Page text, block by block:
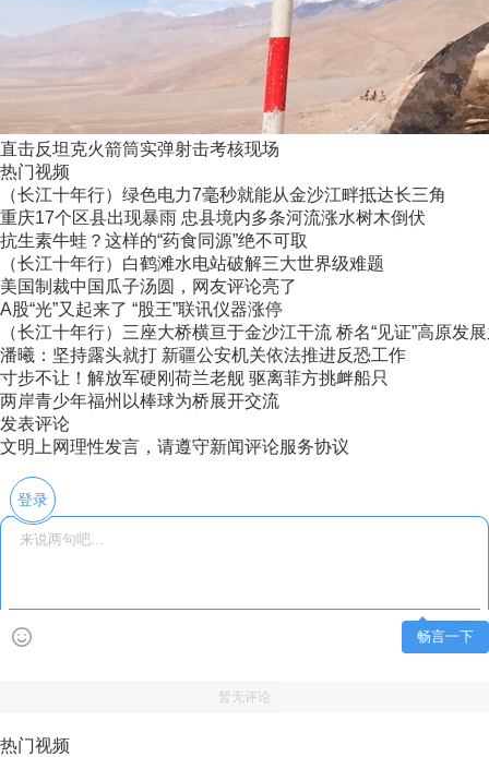
直击反坦克火箭筒实弹射击考核现场
热门视频
（长江十年行）绿色电力7毫秒就能从金沙江畔抵达长三角
重庆17个区县出现暴雨 忠县境内多条河流涨水树木倒伏
抗生素牛蛙？这样的“药食同源”绝不可取
（长江十年行）白鹤滩水电站破解三大世界级难题
美国制裁中国瓜子汤圆，网友评论亮了
A股“光”又起来了 “股王”联讯仪器涨停
（长江十年行）三座大桥横亘于金沙江干流 桥名“见证”高原发
潘曦：坚持露头就打 新疆公安机关依法推进反恐工作
寸步不让！解放军硬刚荷兰老舰 驱离菲方挑衅船只
两岸青少年福州以棒球为桥展开交流
发表评论
文明上网理性发言，请遵守新闻评论服务协议
登录
畅言一下
暂无评论
热门视频